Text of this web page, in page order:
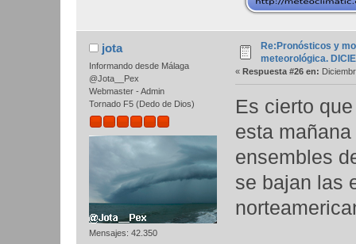
jota
Informando desde Málaga
@Jota__Pex
Webmaster - Admin
Tornado F5 (Dedo de Dios)
Mensajes: 42.350
Re:Pronósticos y
meteorológica.
« Respuesta #26 en:
Es cierto
esta
ensembles
se bajan las